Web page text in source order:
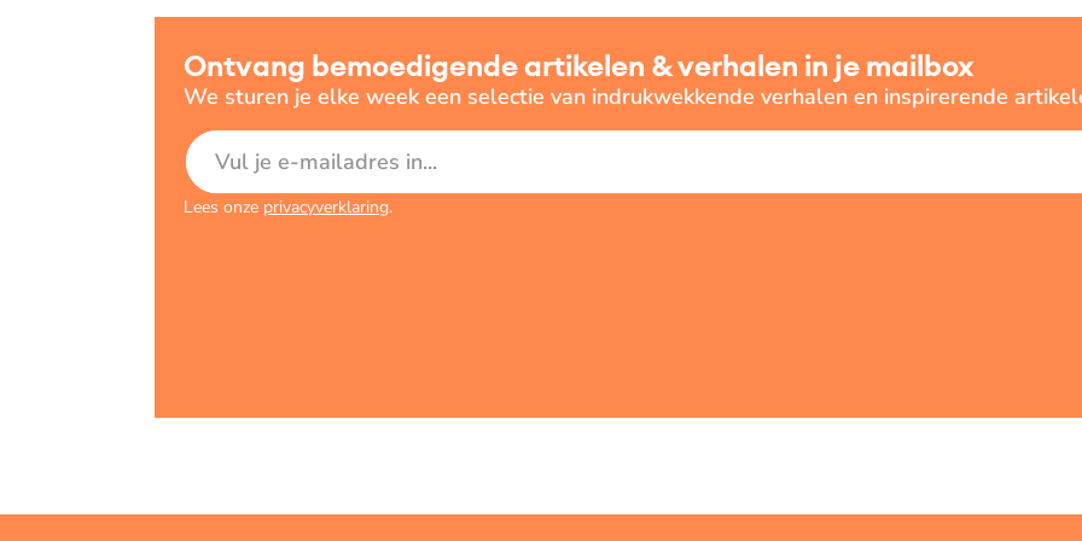
Ontvang bemoedigende artikelen & verhalen in je mailbox
We sturen je elke week een selectie van indrukwekkende verhalen en inspirerende
E-mailadres
Lees onze privacyverklaring.